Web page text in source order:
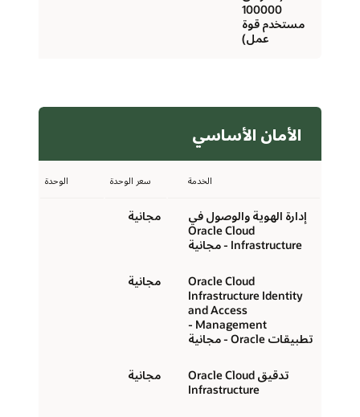
100000
مستخدم قوة
عمل)
الأمان الأساسي
الخدمة سعر الوحدة الوحدة
إدارة الهوية والوصول في
Oracle Cloud
Infrastructure - مجانية
مجانية
Oracle Cloud
Infrastructure Identity
and Access
Management -
تطبيقات Oracle - مجانية
مجانية
تدقيق Oracle Cloud
Infrastructure
مجانية